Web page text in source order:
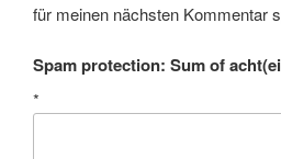
für meinen nächsten Kommentar
Spam protection: Sum of
*